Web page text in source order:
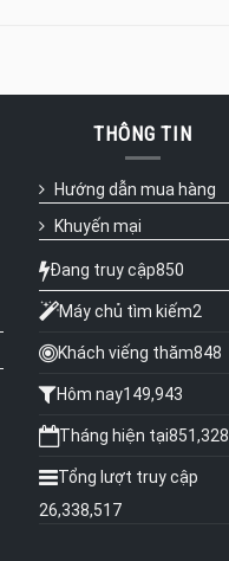
THÔNG TIN
Hướng dẫn mua hàng
Khuyến mại
Đang truy cập850
Máy chủ tìm kiếm2
Khách viếng thăm848
Hôm nay149,943
Tháng hiện tại851,328
Tổng lượt truy cập
26,338,517